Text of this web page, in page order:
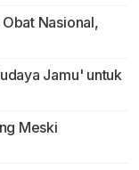
Nasional,
Jamu' untuk
Meski